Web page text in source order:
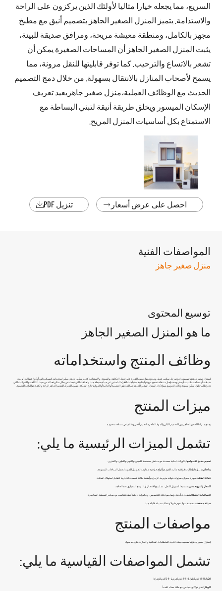
السريع، مما يجعله خيارا مثاليا لأولئك الذين يركزون على الراحة
والاستدامة. يتميز المنزل الصغير الجاهز بتصميم أنيق مع مطبخ
مجهز بالكامل، ومنطقة معيشة مريحة، ومرافق صديقة للبيئة،
يثبت المنزل الصغير الجاهز أن المساحات الصغيرة يمكن أن
تشعر بالاتساع والترحيب. كما توفر قابليتها للنقل مرونة، مما
يسمح لأصحاب المنازل بالانتقال بسهولة. من خلال دمج التصميم
الحديث مع الوظائف العملية،منزل صغير جاهز يعيد تعريف
الإسكان الميسور ويخلق طريقة أنيقة لتبني البساطة مع
الاستمتاع بكل أساسيات المنزل المريح.
احصل على عرض أسعار  تنزيل PDF 
المواصفات الفنية
منزل صغير جاهز
توسيع المحتوى
ما هو المنزل الصغير الجاهز
وظائف المنتج واستخداماته
إنمنزل صغير جاهزتم تصميمه لتوفير حل سكني عملي ومدمج، يوازن بين القدرة على تحمل التكلفة، والمرونة، والاستدامة. كخيار سكني جاهز، يمكن استخدامه كمسكن دائم، أو كوخ عطلات، أو بيت
ضيافة، أو مساحة مكتبية، أو حتى وحدة إيجار متنقلة. تسمح مرونتها بتلبية احتياجات الأفراد الباحثين عن حياة بسيطة جدا، والعائلات التي تبحث عن بدائل سكن فعالة من حيث التكلفة، والشركات التي
تحتاج إلى حلول سكن سريعة وقابلة للتوسع. سواء كان المنزل الصغير الجاهز في المناطق الحضرية أو النائية أو المواقع خارج الشبكة، يضمن المنزل الصغير الجاهز الراحة والكفاءة والراحة العصرية.
ميزات المنتج
يجمع منزلنا الصغير الجاهز بين التصميم الذكي والمواد الفاخرة لتقديم أقصى وظائف في مساحة محدودة.
تشمل الميزات الرئيسية ما يلي:
تصميم مدمج لكنه واسع:ديكورات داخلية محسنة مع مناطق مخصصة للعيش، والنوم، والطهي، والتخزين.
بناء دائم:تم بناؤها بإطارات فولاذية عالية الجودة وألواح خارجية مقاومة للعوامل الجوية لتحمل المناخات المتنوعة.
كفاءة الطاقة:مجهزة بجدران معزولة، نوافذ مزدوجة الزجاج، وأنظمة طاقة شمسية اختيارية لتقليل استهلاك الطاقة.
التنقل والمرونة:مجهزة مسبقا لتسهيل النقل، مما يتيح الانتقال أو التوسع المعياري عند الحاجة.
الجماليات الحديثة:تشطيبات أنيقة، وتصاميم قابلة للتخصيص، وديكورات داخلية أنيقة تتناسب مع معايير المعيشة المعاصرة.
صيانة منخفضة:مصممة بمواد تدوم طويلا وتتطلب صيانة قليلة جدا.
مواصفات المنتج
إنمنزل صغير جاهزتم تصميمه بدقة لتلبية المتطلبات السكنية والتجارية على حد سواء.
تشمل المواصفات القياسية ما يلي:
الأبعاد: 20–40 قدم (طول) × 8–10 قدم (عرض) × 9–12 قدم (ارتفاع)
الهيكل:إطار فولاذي مجلفن مع طلاء مضاد للصدأ